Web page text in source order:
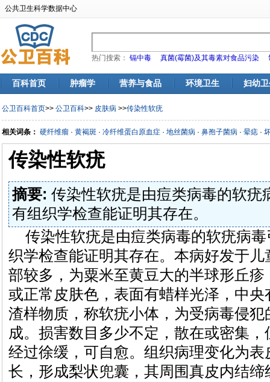
公共卫生科学数据中心
热门搜索： 镉中毒 真菌(霉菌)及其毒素对食品污染
百科首页 肿瘤学 营养与食品 环境卫生 妇幼
公卫百科首页>> 公卫百科>> 皮肤病 >>传染性软疣
相关词条： 硬纤维瘤 · 黄褐斑 · 冷纤维蛋白原血症 · 地丝菌病 · 鼻孢子菌病 · 晕痣 ·
传染性软疣
摘要: 传染性软疣是由痘类病毒的软疣
有组织学检查能证明其存在。
传染性软疣是由痘类病毒的软疣病
织学检查能证明其存在。本病好发于
部较多，为粟米至黄豆大的半球形丘
或正常皮肤色，表面有蜡样光泽，中
渣样物质，称软疣小体，为受病毒侵
成。损害数目多少不定，散在或密集
经过徐缓，可自愈。组织病理变化为
长，形成梨状兜囊，其周围真皮内结